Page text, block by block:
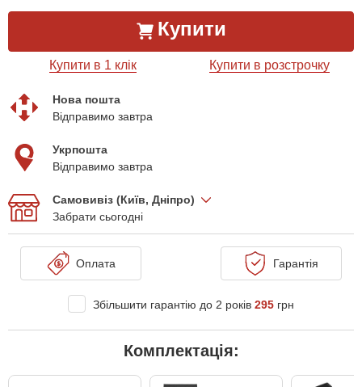
Купити
Купити в 1 клік Купити в розстрочку
Нова пошта
Відправимо завтра
Укрпошта
Відправимо завтра
Самовивіз (Київ, Дніпро)
Забрати сьогодні
Оплата Гарантія
Збільшити гарантію до 2 років 295 грн
Комплектація: